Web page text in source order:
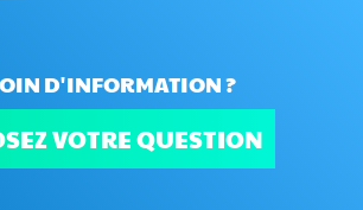
D'INFORMATION ?
VOTRE QUESTION